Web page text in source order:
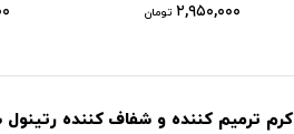
۲,۹۵۰,۰۰۰ تومان
کرم ترمیم کننده و شفاف کننده رتینول